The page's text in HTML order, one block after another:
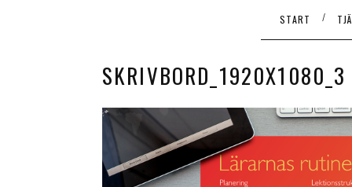
START /
SKRIVBORD_1920X1080_3